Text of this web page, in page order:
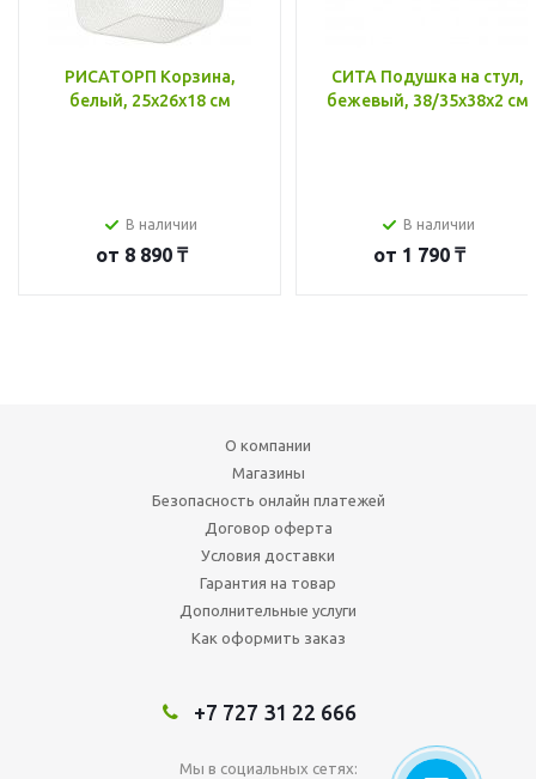
РИСАТОРП Корзина,
белый, 25x26x18 см
В наличии
от 8 890 ₸
СИТА Подушка на стул,
бежевый, 38/35x38x2 см
В наличии
от 1 790 ₸
О компании
Магазины
Безопасность онлайн платежей
Договор оферта
Условия доставки
Гарантия на товар
Дополнительные услуги
Как оформить заказ
+7 727 31 22 666
Мы в социальных сетях: